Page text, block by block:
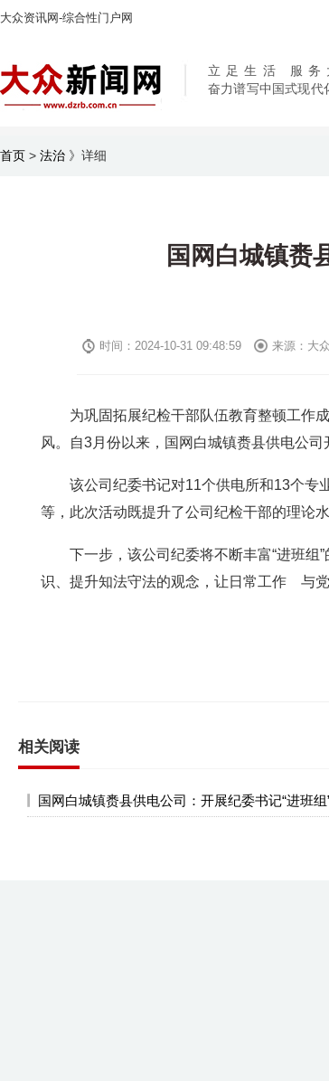
大众资讯网-综合性门户网
立足生活 服务
奋力谱写中国式现代
首页 > 法治 》 详细
国网白城镇赉
时间：2024-10-31 09:48:59 来源：大
为巩固拓展纪检干部队伍教育整顿工作成
风。自3月份以来，国网白城镇赉县供电公司
该公司纪委书记对11个供电所和13个专业
等，此次活动既提升了公司纪检干部的理论
下一步，该公司纪委将不断丰富“进班组”
识、提升知法守法的观念，让日常工作 与
相关阅读
国网白城镇赉县供电公司：开展纪委书记“进班组